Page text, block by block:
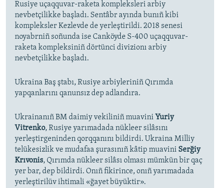
Rusiye uçaqquvar-raketa kompleksleri arbiy
nevbetçilikke başladı. Sentâbr ayında bunıñ kibi
kompleksler Kezlevde de yerleştirildi. 2018 senesi
noyabrniñ soñunda ise Canköyde S-400 uçaqquvar-
raketa kompleksiniñ dörtünci divizionı arbiy
nevbetçilikke başladı.
Ukraina Baş ştabı, Rusiye arbiyleriniñ Qırımda
yapqanlarını qanunsız dep adlandıra.
Ukrainanıñ BM daimiy vekiliniñ muavini Yuriy
Vitrenko, Rusiye yarımadada nükleer silâsını
yerleştirgeninden qorqqanını bildirdi. Ukraina Milliy
telükesizlik ve mudafaa şurasınıñ kâtip muavini Serğiy
Krıvonis, Qırımda nükleer silâsı olması mümkün bir qaç
yer bar, dep bildirdi. Onıñ fikirince, onıñ yarımadada
yerleştirilüv ihtimali «ğayet büyüktir».